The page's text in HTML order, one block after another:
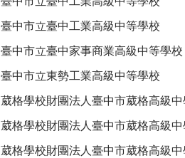
臺中市立臺中工業高級中等學校
臺中市立臺中家事商業高級中等學校
臺中市立東勢工業高級中等學校
葳格學校財團法人臺中市葳格高級
葳格學校財團法人臺中市葳格高級
葳格學校財團法人臺中市葳格高級